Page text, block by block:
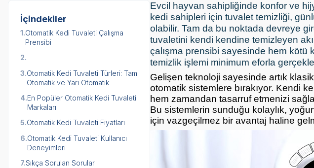
İçindekiler
1.Otomatik Kedi Tuvaleti Çalışma
Prensibi
2.
3.Otomatik Kedi Tuvaleti Türleri: Tam
Otomatik ve Yarı Otomatik
4.En Popüler Otomatik Kedi Tuvaleti
Markaları
5.Otomatik Kedi Tuvaleti Fiyatları
6.Otomatik Kedi Tuvaleti Kullanıcı
Deneyimleri
7.Sıkça Sorulan Sorular
Evcil hayvan sahipliğinde konfor ve
kedi sahipleri için tuvalet temizliği,
olabilir. Tam da bu noktada devreye
tuvaletini kendi kendine temizleyen
çalışma prensibi sayesinde hem kötü
temizlik işlemi minimum eforla
Gelişen teknoloji sayesinde artık
otomatik sistemlere bırakıyor. Kendi
hem zamandan tasarruf etmenizi
Bu sistemlerin sunduğu kolaylık,
için vazgeçilmez bir avantaj haline